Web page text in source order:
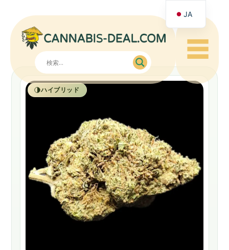
☰
ハイブリッド
JA